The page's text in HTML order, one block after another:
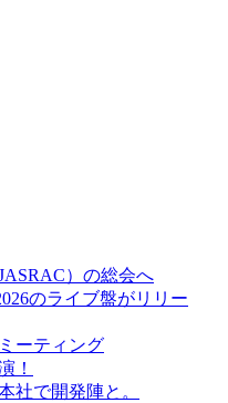
）の総会へ
のライブ盤がリリー
ーティング
！
社で開発陣と。